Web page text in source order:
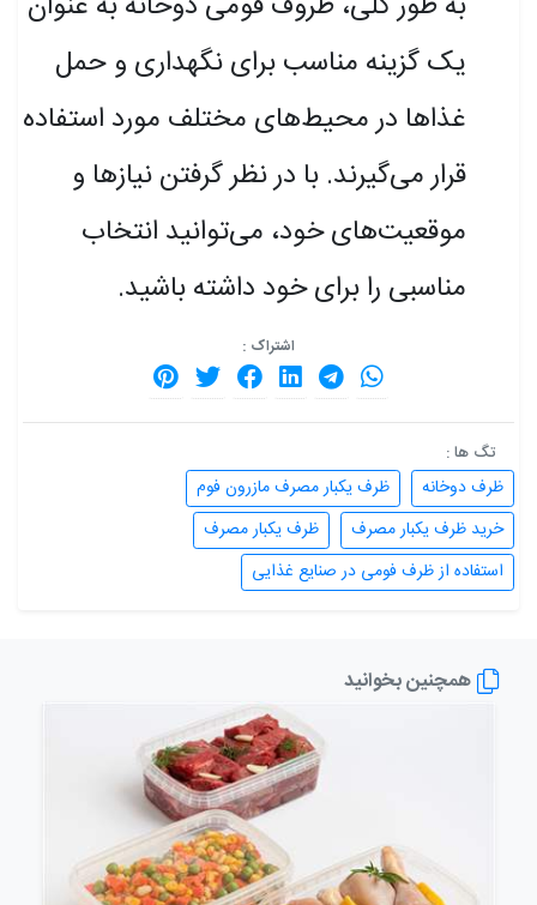
یک گزینه مناسب برای نگهداری و حمل
غذاها در محیط‌های مختلف مورد استفاده
قرار می‌گیرند. با در نظر گرفتن نیازها و
موقعیت‌های خود، می‌توانید انتخاب
مناسبی را برای خود داشته باشید.
اشتراک :
تگ ها :
ظرف دوخانه
ظرف یکبار مصرف مازرون فوم
خرید ظرف یکبار مصرف
ظرف یکبار مصرف
استفاده از ظرف فومی در صنایع غذایی
همچنین بخوانید